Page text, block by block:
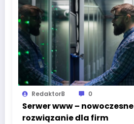
RedaktorB 0
Serwer www – nowoczesne
rozwiązanie dla firm